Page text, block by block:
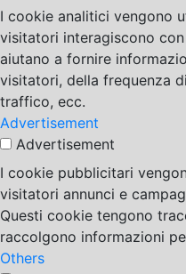
I cookie analitici vengono
visitatori interagiscono
aiutano a fornire
visitatori, della frequenza
traffico, ecc.
Advertisement
Advertisement
I cookie pubblicitari
visitatori annunci e
Questi cookie tengono
raccolgono informazioni
Others